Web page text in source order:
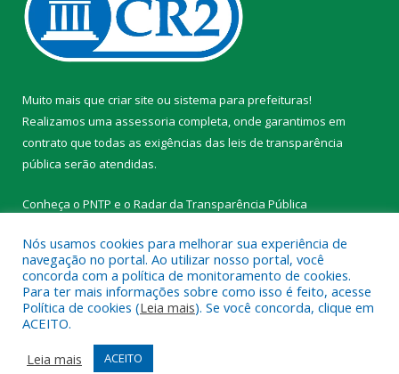
Muito mais que criar site ou sistema para prefeituras!
Realizamos uma assessoria completa, onde garantimos em
contrato que todas as exigências das leis de transparência
pública serão atendidas.
Conheça o PNTP e o Radar da Transparência Pública
Todos os direitos reservados a Prefeitura Municipal de
Tracuateua.
Mapa do Site
Acessar Área Administrativa
Nós usamos cookies para melhorar sua experiência de
navegação no portal. Ao utilizar nosso portal, você
concorda com a política de monitoramento de cookies.
Para ter mais informações sobre como isso é feito, acesse
Política de cookies (Leia mais). Se você concorda, clique em
ACEITO.
Leia mais
ACEITO